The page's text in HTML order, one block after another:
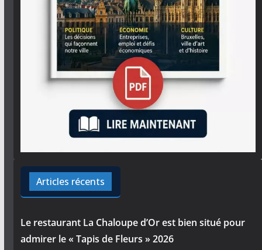
Articles récents
Le restaurant La Chaloupe d’Or est bien situé pour
admirer le « Tapis de Fleurs » 2026